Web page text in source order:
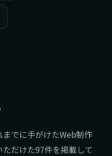
でに手がけたWeb制作
だけた97件を掲載して